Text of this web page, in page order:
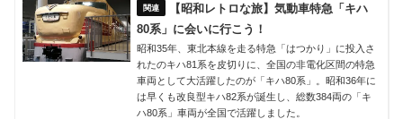
【昭和レトロな旅】気動車特急「キハ
80系」に会いに行こう！
昭和35年、東北本線を走る特急「はつかり」に投入さ
れたのキハ81系を皮切りに、全国の非電化区間の特急
車両として大活躍したのが「キハ80系」。昭和36年に
は早くも改良型キハ82系が誕生し、総数384両の「キ
ハ80系」車両が全国で活躍しました。